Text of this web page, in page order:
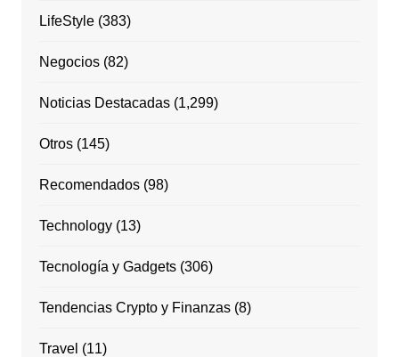
LifeStyle(383)
Negocios(82)
Noticias Destacadas(1,299)
Otros(145)
Recomendados(98)
Technology(13)
Tecnología y Gadgets(306)
Tendencias Crypto y Finanzas(8)
Travel (11)